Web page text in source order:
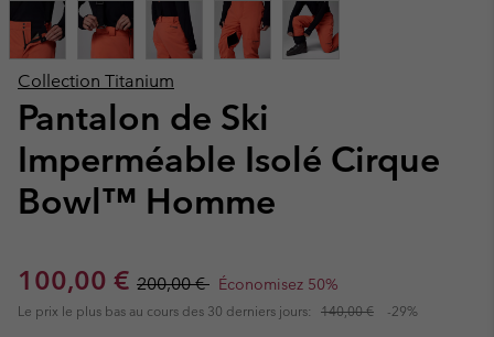
Collection Titanium
Pantalon de Ski
Imperméable Isolé Cirque
Bowl™ Homme
Sale price:
100,00 € Regular price:
200,00 € Économisez 50%
Le prix le plus bas au cours des 30 derniers jours: 140,00 € -29%